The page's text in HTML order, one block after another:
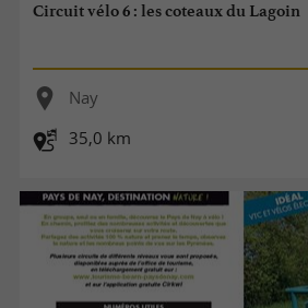
Circuit vélo 6 : les coteaux du Lagoin
Nay
35,0 km